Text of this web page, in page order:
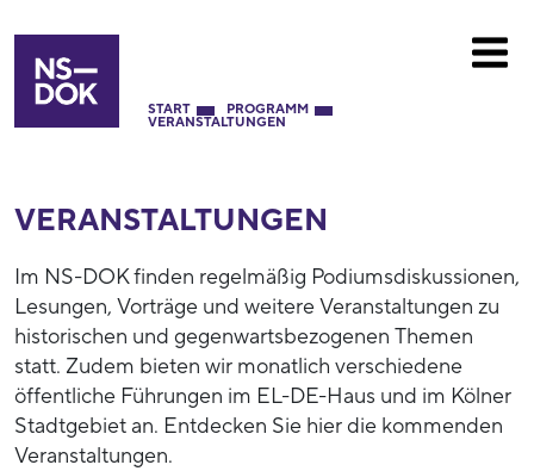
START PROGRAMM
VERANSTALTUNGEN
VERANSTALTUNGEN
Im NS-DOK finden regelmäßig Podiumsdiskussionen,
Lesungen, Vorträge und weitere Veranstaltungen zu
historischen und gegenwartsbezogenen Themen
statt. Zudem bieten wir monatlich verschiedene
öffentliche Führungen im EL-DE-Haus und im Kölner
Stadtgebiet an. Entdecken Sie hier die kommenden
Veranstaltungen.